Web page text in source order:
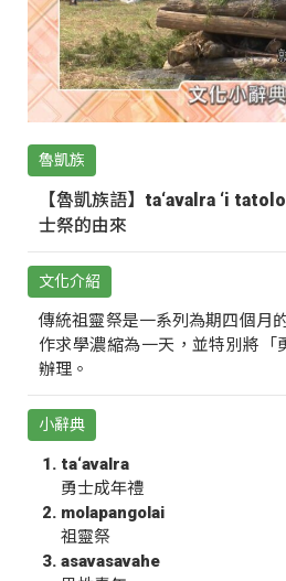
魯凱族
【魯凱族語】ta‘avalra ‘i
士祭的由來
文化介紹
傳統祖靈祭是一系列為期四個月
作求學濃縮為一天，並特別將「
辦理。
小辭典
ta‘avalra
勇士成年禮
molapangolai
祖靈祭
asavasavahe